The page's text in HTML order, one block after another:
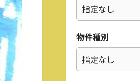
物件種別